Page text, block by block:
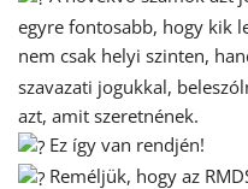
egyre fontosabb, hogy kik
nem csak helyi szinten,
szavazati jogukkal,
azt, amit szeretnének.
Ez így van rendjén!
Reméljük, hogy az